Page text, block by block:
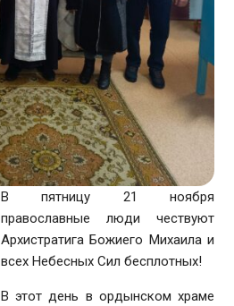
В пятницу 21 ноября
православные люди чествуют
Архистратига Божиего Михаила и
всех Небесных Сил бесплотных!
В этот день в ордынском храме